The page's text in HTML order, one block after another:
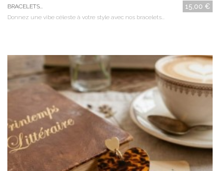
BRACELETS... 15,00 €
Donnez une vibe céleste à votre style avec nos bracelets...